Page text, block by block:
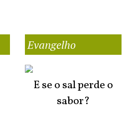
Evangelho
E se o sal perde o
sabor?